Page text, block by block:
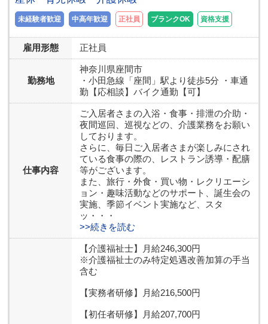
未経験者歓迎 中高年歓迎 正社員 ブランクOK 資格支援
雇用形態 正社員
勤務地
神奈川県座間市
・小田急線「座間」駅より徒歩5分 ・車通
勤【応相談】バイク通勤【可】
仕事内容
ご入居者さまの入浴・食事・排泄の介助・
夜間巡回、巡視などの、介護業務をお願い
しております。
さらに、毎日ご入居者さまが楽しみにされ
ている食事の際の、レストラン誘導・配膳
等がございます。
また、旅行・外食・買い物・レクリエーシ
ョン・趣味活動などのサポート、誕生会の
実施、季節イベント実施など、スタ
ッ・・・
>>続きを読む
【介護福祉士】月給246,300円
※介護福祉士のみ特定処遇改善加算の手当
含む
【実務者研修】月給216,500円
【初任者研修】月給207,700円